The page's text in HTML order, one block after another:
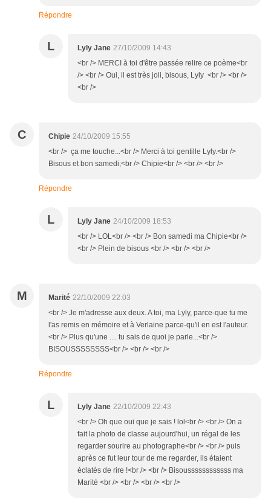
Répondre
L Lyly Jane 27/10/2009 14:43
<br /> MERCI à toi d'être passée relire ce poème<br
/> <br /> Oui, il est très joli, bisous, Lyly <br /> <br />
<br />
C Chipie 24/10/2009 15:55
<br /> ça me touche...<br /> Merci à toi gentille Lyly.<br />
Bisous et bon samedi;<br /> Chipie<br /> <br /> <br />
Répondre
L Lyly Jane 24/10/2009 18:53
<br /> LOL<br /> <br /> Bon samedi ma Chipie<br />
<br /> Plein de bisous <br /> <br /> <br />
M Marité 22/10/2009 22:03
<br /> Je m'adresse aux deux. A toi, ma Lyly, parce-que tu me
l'as remis en mémoire et à Verlaine parce-qu'il en est l'auteur.
<br /> Plus qu'une .... tu sais de quoi je parle...<br />
BISOUSSSSSSSS<br /> <br /> <br />
Répondre
L Lyly Jane 22/10/2009 22:43
<br /> Oh que oui que je sais ! lol<br /> <br /> On a
fait la photo de classe aujourd'hui, un régal de les
regarder sourire au photographe<br /> <br /> puis
après ce fut leur tour de me regarder, ils étaient
éclatés de rire !<br /> <br /> Bisoussssssssssss ma
Marité <br /> <br /> <br /> <br />